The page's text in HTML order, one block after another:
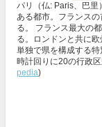
パリ（仏: Paris、巴里
ある都市。フランス
る。 フランス最大の
る。ロンドンと共に
単独で県を構成する特
時計回りに20の行政
pedia)